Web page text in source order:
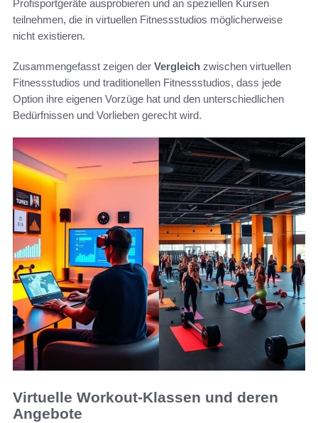
Profisportgeräte ausprobieren und an speziellen Kursen
teilnehmen, die in virtuellen Fitnessstudios möglicherweise
nicht existieren.
Zusammengefasst zeigen der Vergleich zwischen virtuellen
Fitnessstudios und traditionellen Fitnessstudios, dass jede
Option ihre eigenen Vorzüge hat und den unterschiedlichen
Bedürfnissen und Vorlieben gerecht wird.
Virtuelle Workout-Klassen und deren
Angebote